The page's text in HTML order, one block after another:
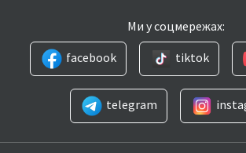
Ми у соцмережах:
facebook
tiktok
telegram